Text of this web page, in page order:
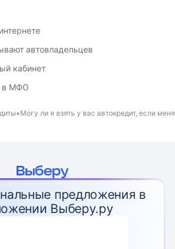
автовладельцев
кабинет
в МФО
Могу ли я взять у вас автокредит, если меня
предложения в
Выберу.ру